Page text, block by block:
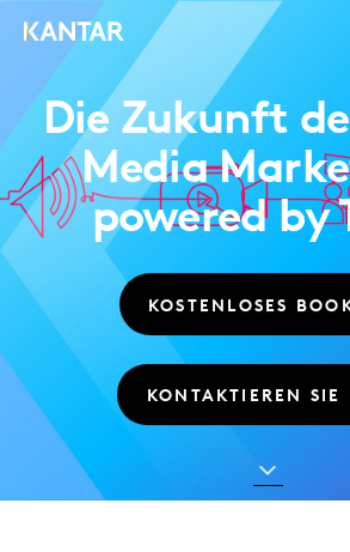
Die Zukunft
Media
powered by
KOSTENLOSES
KONTAKTIEREN SIE